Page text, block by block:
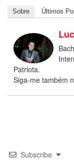
Sobre Últimos
Patriota.
Siga-me também
Subscribe